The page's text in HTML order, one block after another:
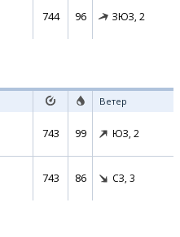
744 96 ЗЮЗ, 2
Ветер
743 99 ЮЗ, 2
743 86 СЗ, 3